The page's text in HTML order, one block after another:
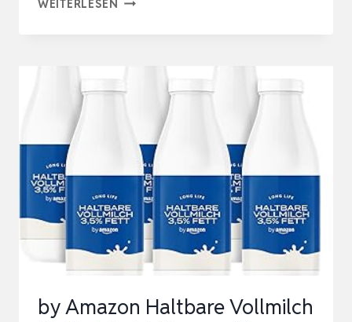
WEITERLESEN
175G
by Amazon Haltbare Vollmilch